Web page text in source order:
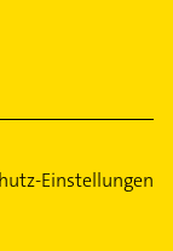
Einstellungen